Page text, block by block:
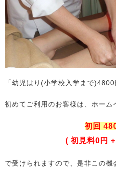
「幼児はり(小学校入学まで)4800
初めてご利用のお客様は、ホーム
初回
( 初見料0円
で受けられますので、是非この機